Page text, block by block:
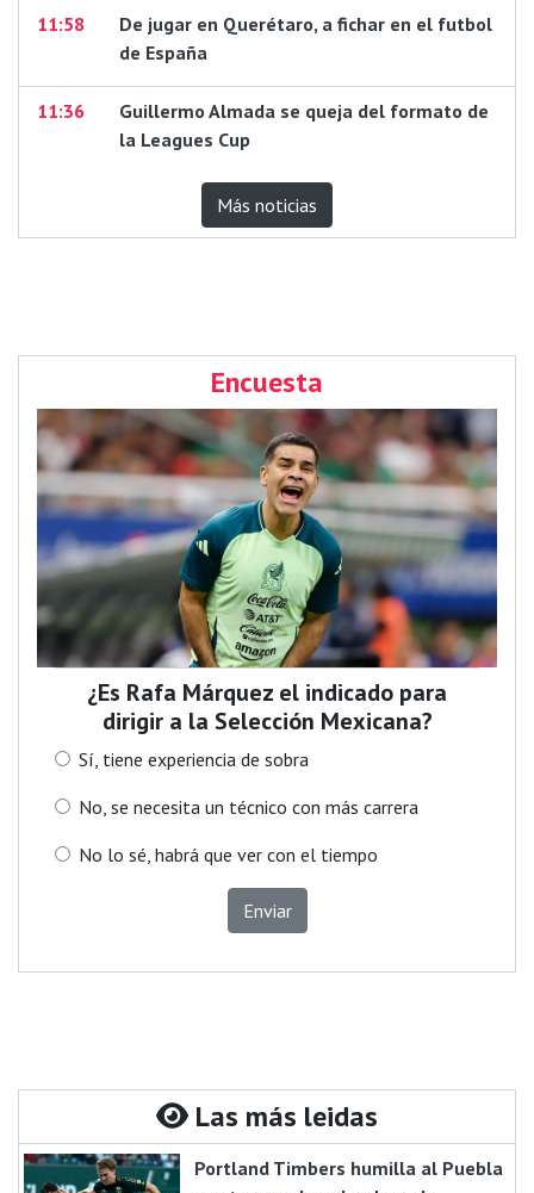
11:58
De jugar en Querétaro, a fichar en el futbol
de España
11:36
Guillermo Almada se queja del formato de
la Leagues Cup
Más noticias
Encuesta
¿Es Rafa Márquez el indicado para
dirigir a la Selección Mexicana?
Sí, tiene experiencia de sobra
No, se necesita un técnico con más carrera
No lo sé, habrá que ver con el tiempo
Enviar
Las más leidas
Portland Timbers humilla al Puebla